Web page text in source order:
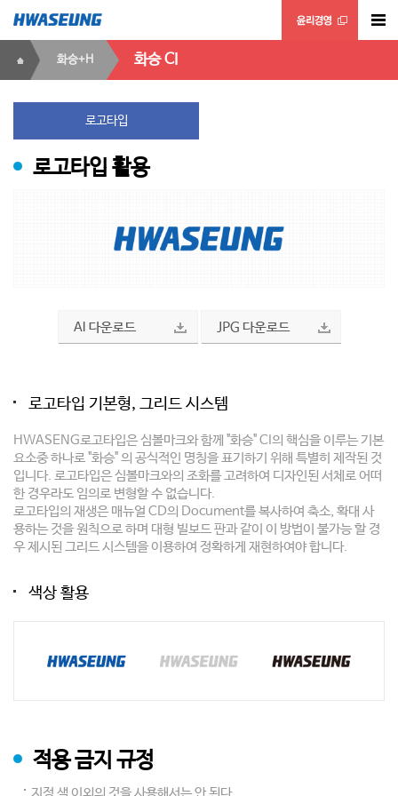
화승+H 화승 CI
로고타입
로고타입 활용
로고타입 기본형, 그리드 시스템
HWASENG로고타입은 심볼마크와 함께 "화승" CI의 핵심을 이루는 기본
요소중 하나로 "화승" 의 공식적인 명칭을 표기하기 위해 특별히 제작된 것
입니다. 로고타입은 심볼마크와의 조화를 고려하여 디자인된 서체로 어떠
한 경우라도 임의로 변형할 수 없습니다.
로고타입의 재생은 매뉴얼 CD의 Document를 복사하여 축소, 확대 사
용하는 것을 원칙으로 하며 대형 빌보드 판과 같이 이 방법이 불가능 할 경
우 제시된 그리드 시스템을 이용하여 정확하게 재현하여야 합니다.
색상 활용
적용 금지 규정